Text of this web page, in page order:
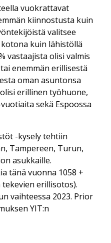
vuokrattavat
kiinnostusta kuin
valitsee
kuin lähistöllä
vastaajista olisi valmis
enemmän erillisestä
oman asuntonsa
erillinen työhuone,
sekä Espoossa
-kysely tehtiin
Tampereen, Turun,
asukkaille.
tänä vuonna 1058 +
erillisotos).
vaihteessa 2023. Prior
YIT:n